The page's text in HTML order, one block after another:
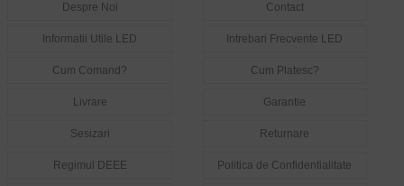
Despre Noi Contact
Informatii Utile LED Intrebari Frecvente LED
Cum Comand? Cum Platesc?
Livrare Garantie
Sesizari Returnare
Regimul DEEE Politica de Confidentialitate